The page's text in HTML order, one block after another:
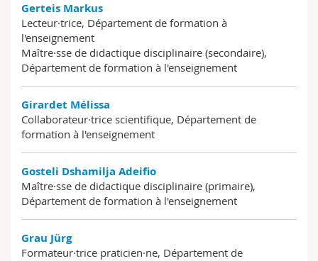
Gerteis Markus
Lecteur·trice, Département de formation à
l'enseignement
Maître·sse de didactique disciplinaire (secondaire),
Département de formation à l'enseignement
Girardet Mélissa
Collaborateur·trice scientifique, Département de
formation à l'enseignement
Gosteli Dshamilja Adeifio
Maître·sse de didactique disciplinaire (primaire),
Département de formation à l'enseignement
Grau Jürg
Formateur·trice praticien·ne, Département de